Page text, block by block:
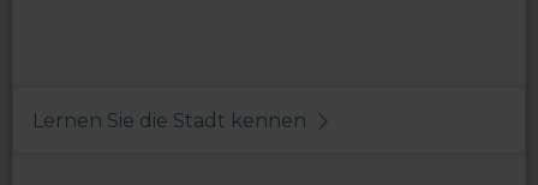
Lernen Sie die Stadt kennen